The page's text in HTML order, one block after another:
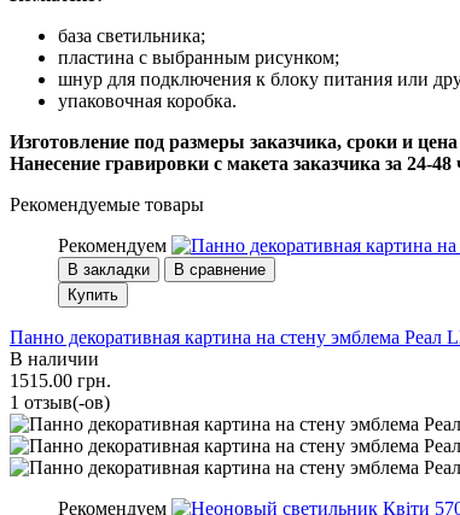
база светильника;
пластина с выбранным рисунком;
шнур для подключения к блоку питания или
упаковочная коробка.
Изготовление под размеры заказчика, сроки и
Нанесение гравировки с макета заказчика за 24-
Рекомендуемые товары
Рекомендуем
В закладки
В сравнение
Купить
Панно декоративная картина на стену эмблема Реал
В наличии
1515.00 грн.
1 отзыв(-ов)
Рекомендуем